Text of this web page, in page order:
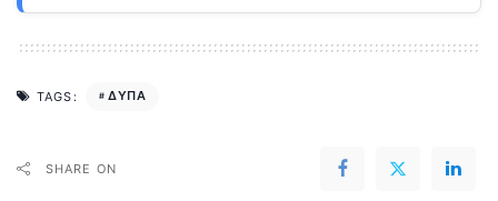
TAGS: ΔΥΠΑ
SHARE ON